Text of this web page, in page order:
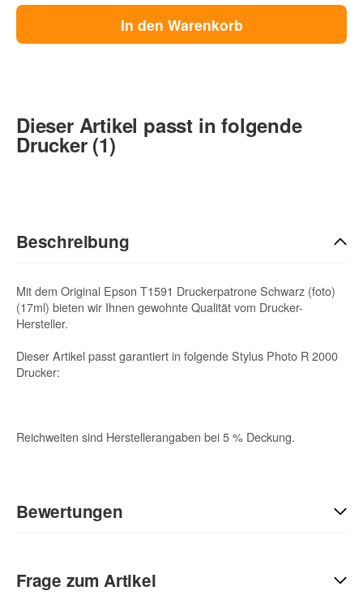
In den Warenkorb
Dieser Artikel passt in folgende
Drucker (1)
Beschreibung
Mit dem Original Epson T1591 Druckerpatrone Schwarz (foto)
(17ml) bieten wir Ihnen gewohnte Qualität vom Drucker-
Hersteller.
Dieser Artikel passt garantiert in folgende Stylus Photo R 2000
Drucker:
Reichweiten sind Herstellerangaben bei 5 % Deckung.
Bewertungen
Sie Anderen bei der Kaufentscheidung:
Frage zum Artikel